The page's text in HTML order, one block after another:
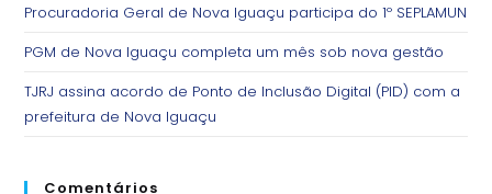
Procuradoria Geral de Nova Iguaçu participa do 1º SEPLAMUN
PGM de Nova Iguaçu completa um mês sob nova gestão
TJRJ assina acordo de Ponto de Inclusão Digital (PID) com a
prefeitura de Nova Iguaçu
Comentários